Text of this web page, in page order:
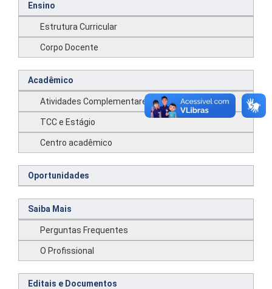
Ensino
Estrutura Curricular
Corpo Docente
Acadêmico
Atividades Complementares
TCC e Estágio
Centro acadêmico
Oportunidades
Saiba Mais
Perguntas Frequentes
O Profissional
Editais e Documentos